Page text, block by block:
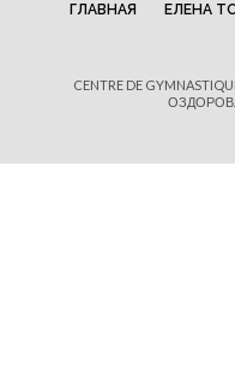
ГЛАВНАЯ ЕЛЕНА
CENTRE DE